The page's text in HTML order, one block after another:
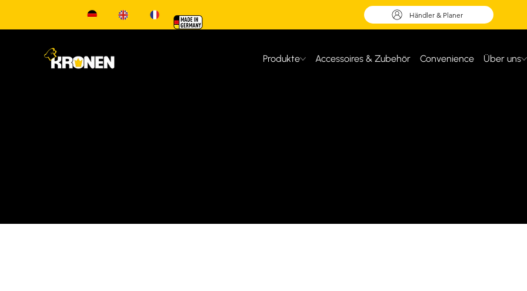
Händler & Planer
Produkte Accessoires & Zubehör Convenience Über uns